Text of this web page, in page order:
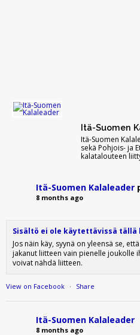
Itä-Suomen
Itä-Suomen
sekä Pohjois- ja
kalatalouteen
Itä-Suomen Kalaleader
8 months ago
Sisältö ei ole käytettävissä tällä
Jos näin käy, syynä on yleensä se,
jakanut liitteen vain pienelle joukolle
voivat nähdä liitteen.
View on Facebook · Share
Itä-Suomen Kalaleader
8 months ago